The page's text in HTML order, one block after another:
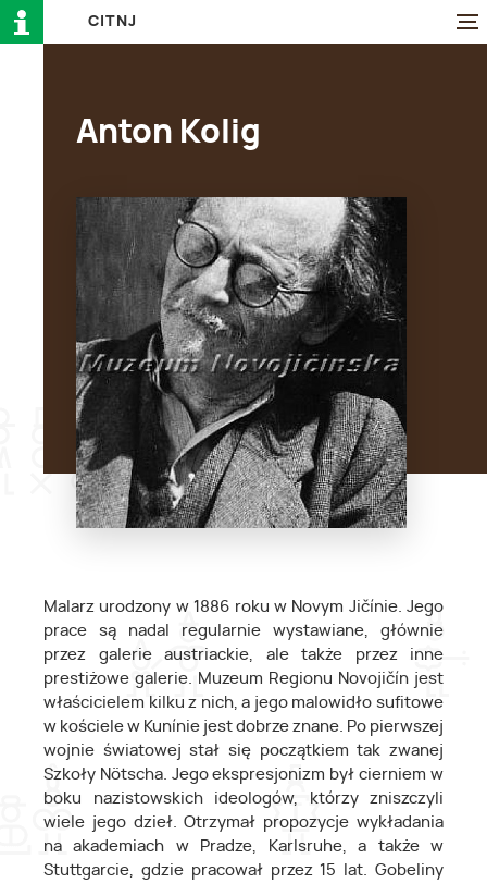
CI TN J
Anton Kolig
Malarz urodzony w 1886 roku w Novym Jičínie. Jego
prace są nadal regularnie wystawiane, głównie
przez galerie austriackie, ale także przez inne
prestiżowe galerie. Muzeum Regionu Novojičín jest
właścicielem kilku z nich, a jego malowidło sufitowe
w kościele w Kunínie jest dobrze znane. Po pierwszej
wojnie światowej stał się początkiem tak zwanej
Szkoły Nötscha. Jego ekspresjonizm był cierniem w
boku nazistowskich ideologów, którzy zniszczyli
wiele jego dzieł. Otrzymał propozycje wykładania
na akademiach w Pradze, Karlsruhe, a także w
Stuttgarcie, gdzie pracował przez 15 lat. Gobeliny